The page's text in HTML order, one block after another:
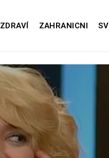
ZDRAVÍ ZAHRANICNI